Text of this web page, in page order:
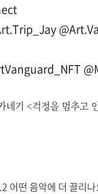
네기 <걱정을 멈추고
어떤 음악에 더 끌리나